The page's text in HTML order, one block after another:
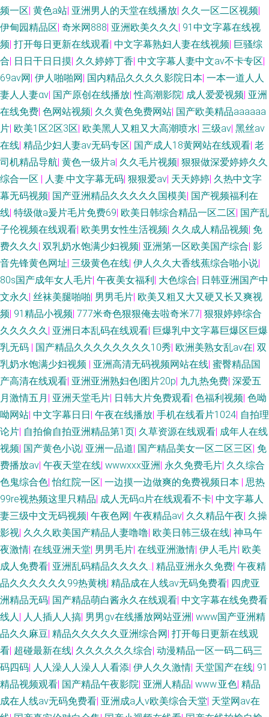
频一区| 黄色a站| 亚洲男人的天堂在线播放| 久久一区二区视频|
伊甸园精品区| 奇米网888| 亚洲欧美久久久| 91中文字幕在线视
频| 打开每日更新在线观看| 中文字幕熟妇人妻在线视频| 巨骚综
合| 日日干日日摸| 久久婷婷丁香| 中文字幕人妻中文av不卡专区|
69av网| 伊人啪啪网| 国内精品久久久久影院日本| 一本一道人人
妻人人妻αv| 国产原创在线播放|性高潮影院| 成人爱爱视频| 亚洲
在线免费| 色网站视频| 久久黄色免费网站| 国产欧美精品aaaaaa
片| 欧美1区2区3区| 欧美黑人又粗又大高潮喷水| 三级av| 黑丝av
在线| 精品少妇人妻av无码专区| 国产成人18黄网站在线观看| 老
司机精品导航| 黄色一级片a| 久久毛片视频| 狠狠做深爱婷婷久久
综合一区 | 人妻.中文字幕无码| 狠狠爱av| 天天婷婷| 久热中文字
幕无码视频| 国产亚洲精品久久久久久国模美| 国产视频福利在
线| 特级做a爰片毛片免费69| 欧美日韩综合精品一区二区| 国产乱
子伦视频在线观看| 欧美男女性生活视频| 久久成人精品视频| 免
费久久久| 双乳奶水饱满少妇视频| 亚洲第一区欧美国产综合| 影
音先锋黄色网址| 三级黄色在线| 伊人久久大香线蕉综合啪小说|
80s国产成年女人毛片| 午夜美女福利| 大色综合| 日韩亚洲国产中
文永久| 丝袜美腿啪啪| 男男毛片| 欧美又粗又大又硬又长又爽视
频| 91精品小视频| 777米奇色狠狠俺去啦奇米77| 狠狠婷婷综合
久久久久久| 亚洲日本乱码在线观看| 巨爆乳中文字幕巨爆区巨爆
乳无码 | 国产精品久久久久久久久久10秀| 欧洲美熟女乱av在| 双
乳奶水饱满少妇视频 | 亚洲高清无码视频网站在线| 蜜臀精品国
产高清在线观看| 亚洲亚洲熟妇色l图片20p| 九九热免费| 深爱五
月激情五月 | 亚洲天堂毛片| 日韩大片免费观看| 色福利视频| 色呦
呦网站| 中文字幕日日| 午夜在线播放| 手机在线看片1024| 自拍理
论片| 自拍偷自拍亚洲精品第1页| 久草资源在线观看| 成年人在线
视频| 国产黄色小说| 亚洲一品道| 国产精品美女一区二区三区| 免
费播放av| 午夜天堂在线| wwwxxx亚洲 | 永久免费毛片| 久久综合
色鬼综合色|怡红院一区| 一边摸一边做爽的免费视频日本 | 思热
99re视热频这里只精品| 成人无码α片在线观看不卡| 中文字幕人
妻三级中文无码视频| 午夜色网| 午夜精品av| 久久精品午夜| 久操
影视| 久久久欧美国产精品人妻噜噜| 欧美日韩三级在线| 神马午
夜激情| 在线亚洲天堂| 男男毛片| 在线亚洲激情| 伊人毛片| 欧美
成人免费看| 亚洲乱码精品久久久久..| 精品亚洲永久免费| 午夜精
品久久久久久久99热黄桃| 精品成在人线av无码免费看| 四虎亚
洲精品无码| 国产精品萌白酱永久在线观看| 中文字幕在线免费看
线人| 人人插人人搞| 男男gv在线播放网站亚洲 | www国产亚洲精
品久久麻豆| 精品久久久久久亚洲综合网| 打开每日更新在线观
看| 超碰最新在线| 久久久久久久综合| 动漫精品一区一码二码三
码四码| 人人澡人人澡人人看添| 伊人久久激情| 天堂国产在线| 91
精品视频观看| 国产精品午夜影院| 亚洲人精品| www.亚色| 精品
成在人线av无码免费看| 亚洲成a人v欧美综合天堂| 天堂网av在